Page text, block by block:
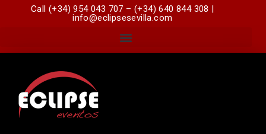
Call (+34) 954 043 707 – (+34) 640 844 308 |
info@eclipsesevilla.com